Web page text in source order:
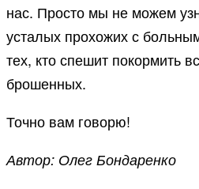
нас. Просто мы не можем
усталых прохожих с
тех, кто спешит покормить
брошенных.
Точно вам говорю!
Автор: Олег Бондаренко